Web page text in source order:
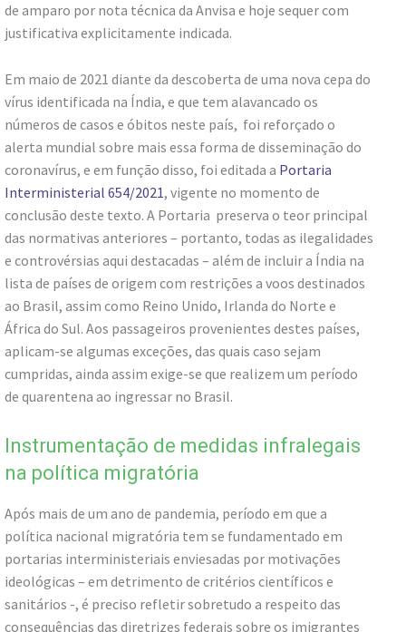
de amparo por nota técnica da Anvisa e hoje sequer com
justificativa explicitamente indicada.
Em maio de 2021 diante da descoberta de uma nova cepa do
vírus identificada na Índia, e que tem alavancado os
números de casos e óbitos neste país, foi reforçado o
alerta mundial sobre mais essa forma de disseminação do
coronavírus, e em função disso, foi editada a Portaria
Interministerial 654/2021, vigente no momento de
conclusão deste texto. A Portaria preserva o teor principal
das normativas anteriores – portanto, todas as ilegalidades
e controvérsias aqui destacadas – além de incluir a Índia na
lista de países de origem com restrições a voos destinados
ao Brasil, assim como Reino Unido, Irlanda do Norte e
África do Sul. Aos passageiros provenientes destes países,
aplicam-se algumas exceções, das quais caso sejam
cumpridas, ainda assim exige-se que realizem um período
de quarentena ao ingressar no Brasil.
Instrumentação de medidas infralegais
na política migratória
Após mais de um ano de pandemia, período em que a
política nacional migratória tem se fundamentado em
portarias interministeriais enviesadas por motivações
ideológicas – em detrimento de critérios científicos e
sanitários -, é preciso refletir sobretudo a respeito das
consequências das diretrizes federais sobre os imigrantes